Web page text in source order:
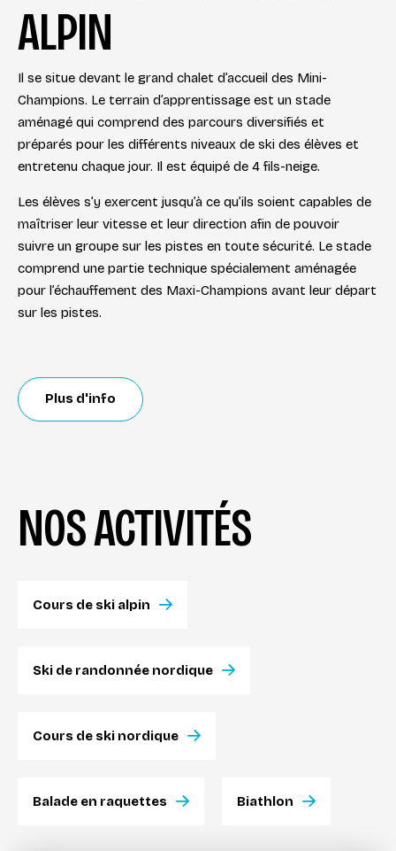
ALPIN
Il se situe devant le grand chalet d’accueil des Mini-
Champions. Le terrain d’apprentissage est un stade
aménagé qui comprend des parcours diversifiés et
préparés pour les différents niveaux de ski des élèves et
entretenu chaque jour. Il est équipé de 4 fils-neige.
Les élèves s’y exercent jusqu’à ce qu’ils soient capables de
maîtriser leur vitesse et leur direction afin de pouvoir
suivre un groupe sur les pistes en toute sécurité. Le stade
comprend une partie technique spécialement aménagée
pour l’échauffement des Maxi-Champions avant leur départ
sur les pistes.
Plus d'info
NOS ACTIVITÉS
Cours de ski alpin
Ski de randonnée nordique
Cours de ski nordique
Balade en raquettes Biathlon